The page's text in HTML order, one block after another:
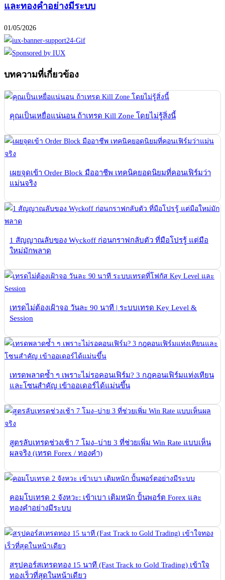
และทองคำอย่างมีระบบ
01/05/2026
บทความที่เกี่ยวข้อง
คุณเป็นเหยื่อแน่นอน ถ้าเทรด Kill Zone โดยไม่รู้สิ่งนี้
เผยจุดเข้า Order Block มืออาชีพ เทคนิคยอดนิยมที่คอนเฟิร์มว่า
แม่นจริง
1 สัญญาณลับของ Wyckoff ก่อนกราฟกลับตัว ที่มือโปรรู้ แต่มือ
ใหม่มักพลาด
เทรดไม่ต้องเฝ้าจอ วันละ 90 นาที | ระบบเทรด Key Level &
Session
เทรดพลาดซ้ำ ๆ เพราะไม่รอคอนเฟิร์ม? 3 กฎคอนเฟิร์มแท่งเทียน
และโซนสำคัญ เข้าออเดอร์ได้แม่นขึ้น
สูตรลับเทรดช่วงเช้า 7 โมง–บ่าย 3 ที่ช่วยเพิ่ม Win Rate แบบเห็น
ผลจริง (เทรด Forex / ทองคำ)
คอมโบเทรด 2 จังหวะ: เข้าเบา เติมหนัก ปั้นพอร์ต Forex และ
ทองคำอย่างมีระบบ
สรุปคอร์สเทรดทอง 15 นาที (Fast Track to Gold Trading) เข้าใจ
ทองเร็วที่สุดในหน้าเดียว